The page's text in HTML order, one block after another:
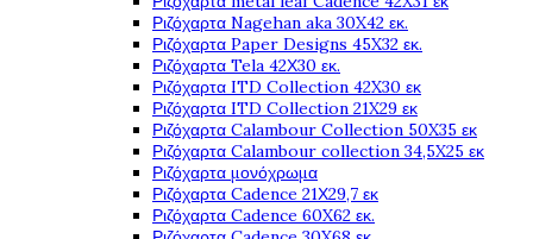
Ριζόχαρτα Nagehan aka 30X42 εκ.
Ριζόχαρτα Paper Designs 45X32 εκ.
Ριζόχαρτα Tela 42Χ30 εκ.
Ριζόχαρτα ITD Collection 42X30 εκ
Ριζόχαρτα ITD Collection 21X29 εκ
Ριζόχαρτα Calambour Collection 50X35 εκ
Ριζόχαρτα Calambour collection 34,5X25 εκ
Ριζόχαρτα μονόχρωμα
Ριζόχαρτα Cadence 21Χ29,7 εκ
Ριζόχαρτα Cadence 60X62 εκ.